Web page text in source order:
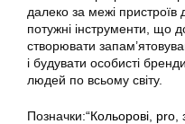
далеко за межі пристроїв
потужні інструменти, що
створювати
і будувати особисті
людей по всьому світу.
Позначки:“Кольорові pro